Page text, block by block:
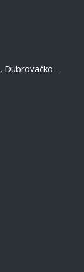
Dubrovačko –